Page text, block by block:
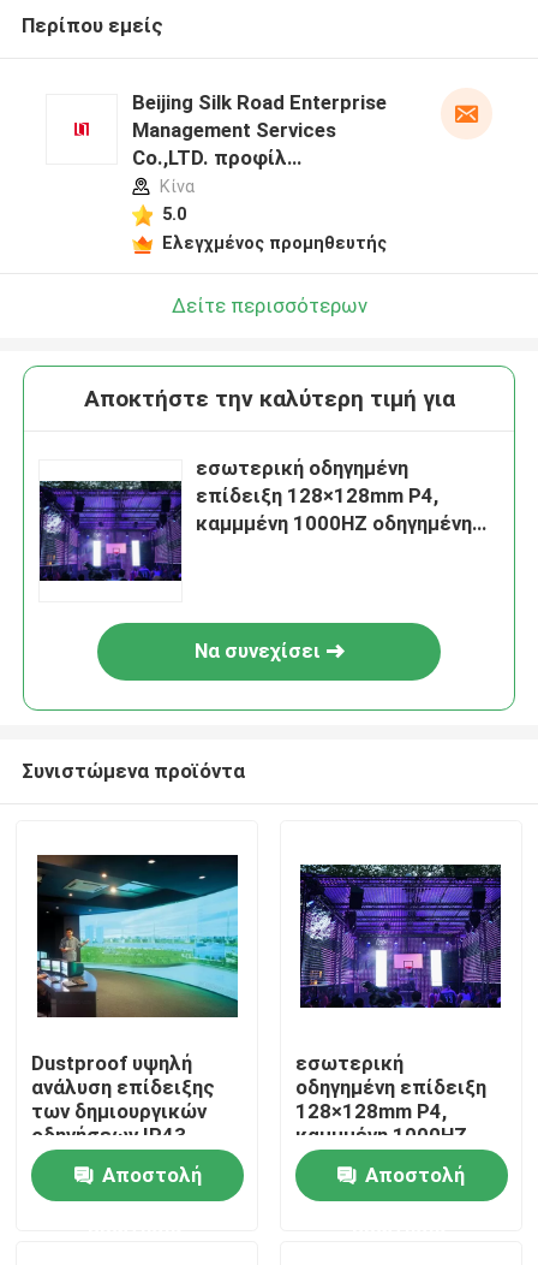
Σπίτι
Προϊόντα
Περίπου εμείς
Beijing Silk Road Enterprise
Management Services
Co.,LTD. προφίλ
κατασκευαστή
Κίνα
5.0
Ελεγχμένος προμηθευτής
Δείτε περισσότερων
Αποκτήστε την καλύτερη τιμή για
εσωτερική οδηγημένη
επίδειξη 128×128mm P4,
καμμμένη 1000HZ οδηγημένη
Να συνεχίσει
Συνιστώμενα προϊόντα
Dustproof υψηλή
ανάλυση επίδειξης
των δημιουργικών
οδηγήσεων IP43
1800cd/m2 P3
Αποστολή
εσωτερική
οδηγημένη επίδειξη
128×128mm P4,
καμμμένη 1000HZ
οδηγημένη γωνία
άποψης οθόνης
ευρεία
Αποστολή